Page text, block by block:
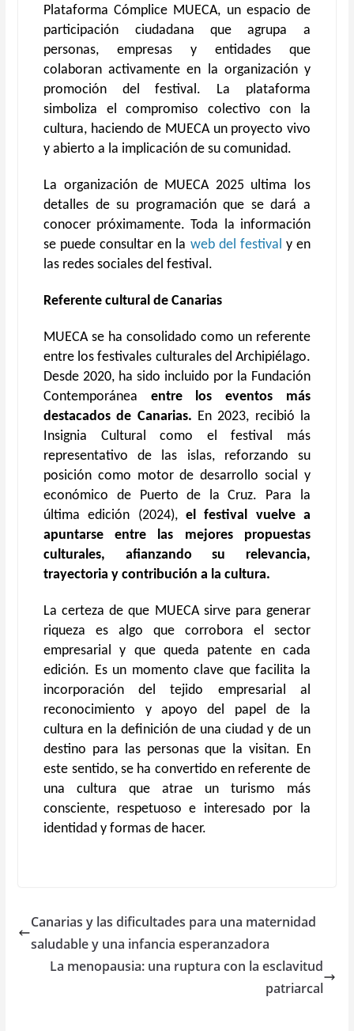
Plataforma Cómplice MUECA, un espacio de
participación ciudadana que agrupa a
personas, empresas y entidades que
colaboran activamente en la organización y
promoción del festival. La plataforma
simboliza el compromiso colectivo con la
cultura, haciendo de MUECA un proyecto vivo
y abierto a la implicación de su comunidad.
La organización de MUECA 2025 ultima los
detalles de su programación que se dará a
conocer próximamente. Toda la información
se puede consultar en la web del festival y en
las redes sociales del festival.
Referente cultural de Canarias
MUECA se ha consolidado como un referente
entre los festivales culturales del Archipiélago.
Desde 2020, ha sido incluido por la Fundación
Contemporánea entre los eventos más
destacados de Canarias. En 2023, recibió la
Insignia Cultural como el festival más
representativo de las islas, reforzando su
posición como motor de desarrollo social y
económico de Puerto de la Cruz. Para la
última edición (2024), el festival vuelve a
apuntarse entre las mejores propuestas
culturales, afianzando su relevancia,
trayectoria y contribución a la cultura.
La certeza de que MUECA sirve para generar
riqueza es algo que corrobora el sector
empresarial y que queda patente en cada
edición. Es un momento clave que facilita la
incorporación del tejido empresarial al
reconocimiento y apoyo del papel de la
cultura en la definición de una ciudad y de un
destino para las personas que la visitan. En
este sentido, se ha convertido en referente de
una cultura que atrae un turismo más
consciente, respetuoso e interesado por la
identidad y formas de hacer.
Canarias y las dificultades para una maternidad
saludable y una infancia esperanzadora
La menopausia: una ruptura con la esclavitud
patriarcal